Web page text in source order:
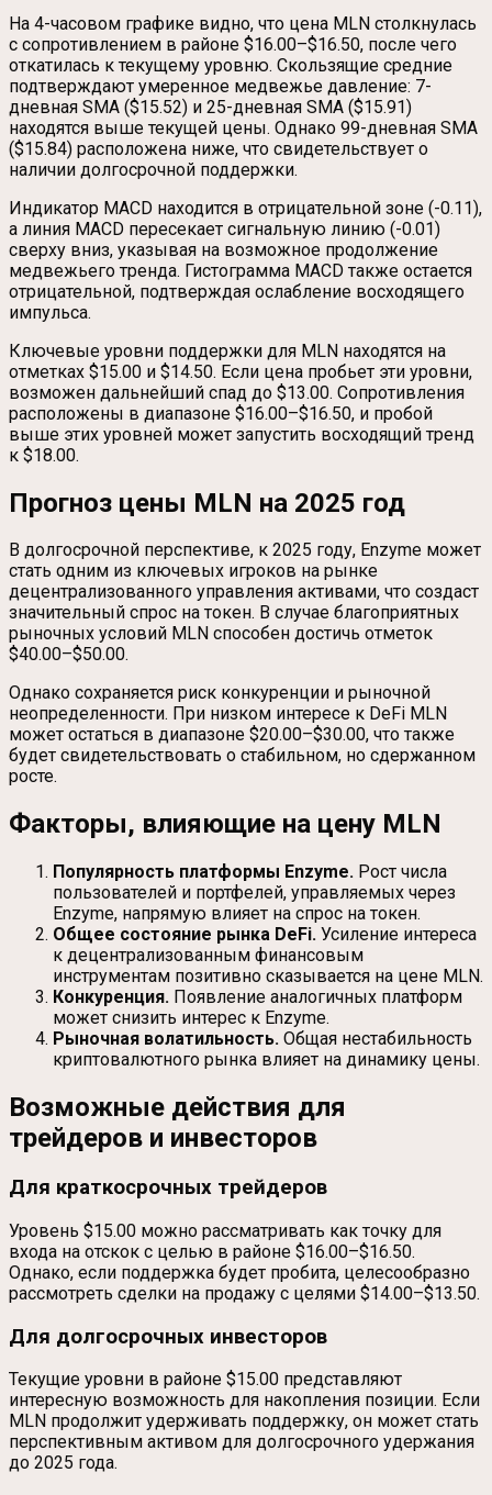
На 4-часовом графике видно, что цена MLN столкнулась
с сопротивлением в районе $16.00–$16.50, после чего
откатилась к текущему уровню. Скользящие средние
подтверждают умеренное медвежье давление: 7-
дневная SMA ($15.52) и 25-дневная SMA ($15.91)
находятся выше текущей цены. Однако 99-дневная SMA
($15.84) расположена ниже, что свидетельствует о
наличии долгосрочной поддержки.
Индикатор MACD находится в отрицательной зоне (-0.11),
а линия MACD пересекает сигнальную линию (-0.01)
сверху вниз, указывая на возможное продолжение
медвежьего тренда. Гистограмма MACD также остается
отрицательной, подтверждая ослабление восходящего
импульса.
Ключевые уровни поддержки для MLN находятся на
отметках $15.00 и $14.50. Если цена пробьет эти уровни,
возможен дальнейший спад до $13.00. Сопротивления
расположены в диапазоне $16.00–$16.50, и пробой
выше этих уровней может запустить восходящий тренд
к $18.00.
Прогноз цены MLN на 2025 год
В долгосрочной перспективе, к 2025 году, Enzyme может
стать одним из ключевых игроков на рынке
децентрализованного управления активами, что создаст
значительный спрос на токен. В случае благоприятных
рыночных условий MLN способен достичь отметок
$40.00–$50.00.
Однако сохраняется риск конкуренции и рыночной
неопределенности. При низком интересе к DeFi MLN
может остаться в диапазоне $20.00–$30.00, что также
будет свидетельствовать о стабильном, но сдержанном
росте.
Факторы, влияющие на цену MLN
Популярность платформы Enzyme. Рост числа
пользователей и портфелей, управляемых через
Enzyme, напрямую влияет на спрос на токен.
Общее состояние рынка DeFi. Усиление интереса
к децентрализованным финансовым
инструментам позитивно сказывается на цене MLN.
Конкуренция. Появление аналогичных платформ
может снизить интерес к Enzyme.
Рыночная волатильность. Общая нестабильность
криптовалютного рынка влияет на динамику цены.
Возможные действия для
трейдеров и инвесторов
Для краткосрочных трейдеров
Уровень $15.00 можно рассматривать как точку для
входа на отскок с целью в районе $16.00–$16.50.
Однако, если поддержка будет пробита, целесообразно
рассмотреть сделки на продажу с целями $14.00–$13.50.
Для долгосрочных инвесторов
Текущие уровни в районе $15.00 представляют
интересную возможность для накопления позиции. Если
MLN продолжит удерживать поддержку, он может стать
перспективным активом для долгосрочного удержания
до 2025 года.